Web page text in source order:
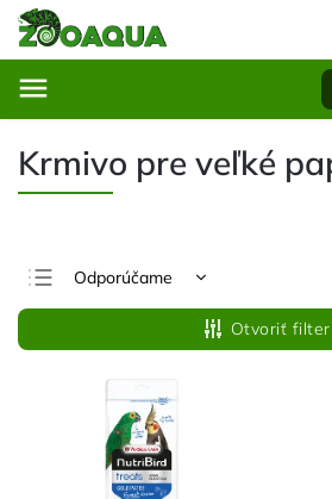
Krmivo pre veľké
Odporúčame
Najlacnejšie
Najdrahšie
Najpredávanejšie
Abecedne
Otvoriť filter